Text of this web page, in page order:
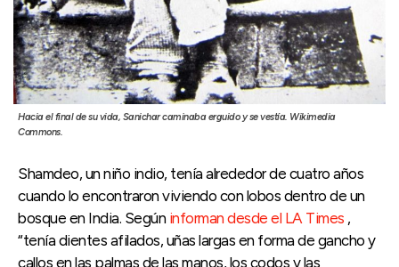
Hacia el final de su vida, Sanichar caminaba erguido y se vestía. Wikimedia
Commons.
Shamdeo, un niño indio, tenía alrededor de cuatro años
cuando lo encontraron viviendo con lobos dentro de un
bosque en India. Según informan desde el LA Times ,
“tenía dientes afilados, uñas largas en forma de gancho y
callos en las palmas de las manos, los codos y las